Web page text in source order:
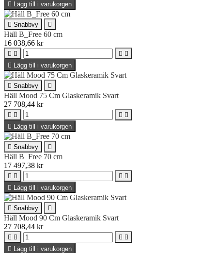
 Lägg till i varukorgen
 Snabbvy 
Häll B_Free 60 cm
16 038,66 kr
   
 Lägg till i varukorgen
 Snabbvy 
Häll Mood 75 Cm Glaskeramik Svart
27 708,44 kr
   
 Lägg till i varukorgen
 Snabbvy 
Häll B_Free 70 cm
17 497,38 kr
   
 Lägg till i varukorgen
 Snabbvy 
Häll Mood 90 Cm Glaskeramik Svart
27 708,44 kr
   
 Lägg till i varukorgen